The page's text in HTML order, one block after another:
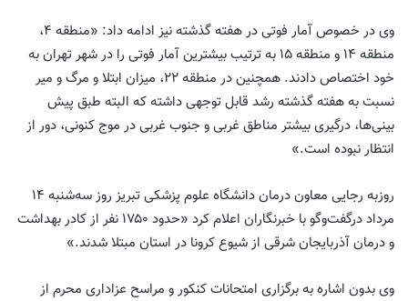
وی در خصوص آمار فوتی در هفته گذشته نیز ادامه داد: «منطقه ۴،
منطقه ۱۴ و منطقه ۱۵ به ترتیب بیشترین آمار فوتی را در شهر تهران به
خود اختصاص دادند. همچنین در منطقه ۲۲، میزان ابتلا و مرگ و میر
نسبت به هفته گذشته رشد قابل توجهی داشته که البته طبق پیش
بینی‌ها، درگیری بیشتر مناطق غربی و جنوب غربی در موج کنونی، دور از
انتظار نبوده است.»
روزبه رجایی معاون درمان دانشگاه علوم پزشکی تبریز روز سه‌شنبه ۱۴
مرداد درگفت‌وگو با خبرنگاران اعلام کرد «حدود ۱۷۵۰ نفر از کادر بهداشت
و درمان آذربایجان شرقی از شیوع کرونا در استان مبتلا شدند.»
وی بدون اشاره به برگزاری امتحانات کنکور و مراسح عزاداری محرم از